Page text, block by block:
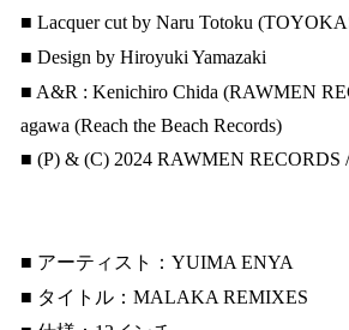
■ Lacquer cut by Naru Totoku
■ Design by Hiroyuki Yamazaki
■ A&R : Kenichiro Chida (RAWMEN
agawa (Reach the Beach Records)
■ (P) & (C) 2024 RAWMEN
■ アーティスト：YUIMA ENYA
■ タイトル：MALAKA REMIXES